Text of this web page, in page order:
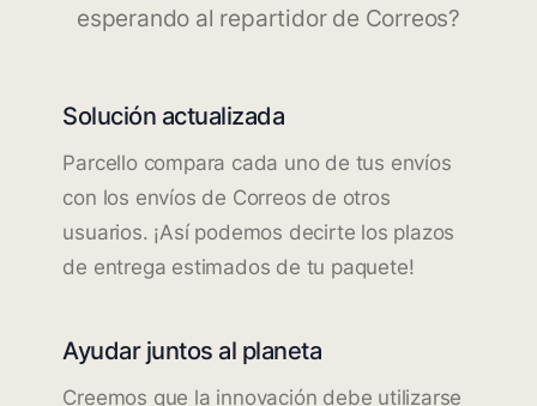
esperando al repartidor de Correos?
Solución actualizada
Parcello compara cada uno de tus envíos
con los envíos de Correos de otros
usuarios. ¡Así podemos decirte los plazos
de entrega estimados de tu paquete!
Ayudar juntos al planeta
Creemos que la innovación debe utilizarse